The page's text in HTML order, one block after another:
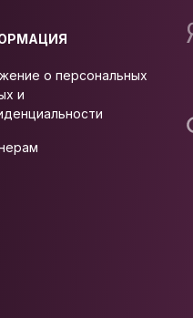
о персональных
и